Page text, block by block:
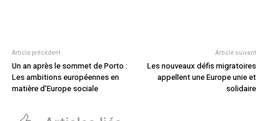
Article précédent
Un an après le sommet de Porto :
Les ambitions européennes en
matière d’Europe sociale
Article suivant
Les nouveaux défis migratoires
appellent une Europe unie et
solidaire